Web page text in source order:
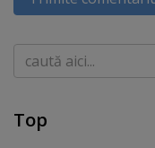
Caută
Top